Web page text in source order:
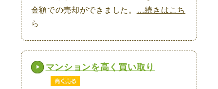
金額での売却ができました。
…続きはこち
ら
マンションを高く買い取り